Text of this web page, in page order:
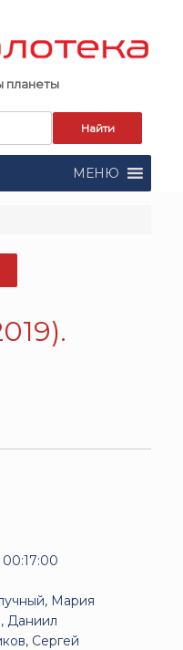
планеты
МЕНЮ
00:17:00
Мария
Даниил
Сергей